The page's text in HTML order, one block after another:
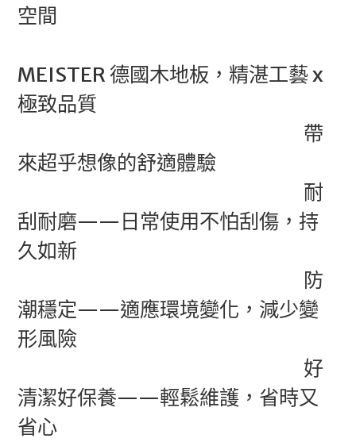
空間
MEISTER 德國木地板，精湛工藝 x
極致品質
帶
來超乎想像的舒適體驗
耐
刮耐磨——日常使用不怕刮傷，持
久如新
防
潮穩定——適應環境變化，減少變
形風險
好
清潔好保養——輕鬆維護，省時又
省心